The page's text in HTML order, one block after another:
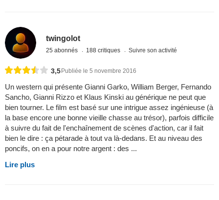
twingolot
25 abonnés 188 critiques Suivre son activité
3,5Publiée le 5 novembre 2016
Un western qui présente Gianni Garko, William Berger, Fernando
Sancho, Gianni Rizzo et Klaus Kinski au générique ne peut que
bien tourner. Le film est basé sur une intrigue assez ingénieuse (à
la base encore une bonne vieille chasse au trésor), parfois difficile
à suivre du fait de l'enchaînement de scènes d'action, car il fait
bien le dire : ça pétarade à tout va là-dedans. Et au niveau des
poncifs, on en a pour notre argent : des ...
Lire plus